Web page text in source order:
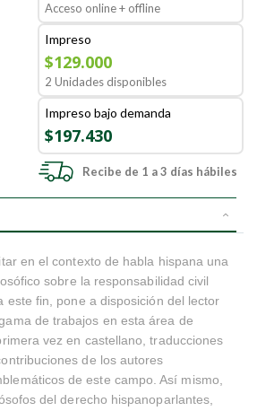
Acceso online + offline
Impreso
$129.000
2 Unidades disponibles
Impreso bajo demanda
$197.430
Recibe de 1 a 3 días hábiles
en el contexto de habla hispana una
sobre la responsabilidad civil
este fin, pone a disposición del lector
de trabajos en esta área de
vez en castellano, traducciones
de los autores
de este campo. Así mismo,
del derecho hispanoparlantes,